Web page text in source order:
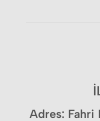
Adres: Fahri